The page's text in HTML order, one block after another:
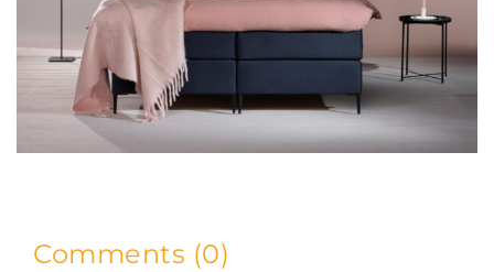
Comments (0)